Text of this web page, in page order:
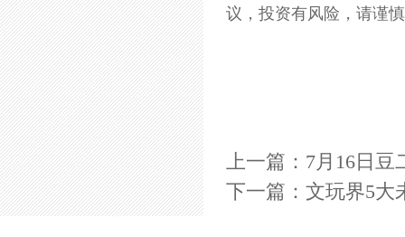
议，投资有风险，请谨
上一篇： 7月16日豆
下一篇： 文玩界5大